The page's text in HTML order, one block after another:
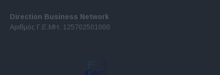
Direction Business Network
Αριθμός Γ.Ε.ΜΗ. 125702501000